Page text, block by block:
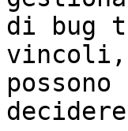
di bug
possono